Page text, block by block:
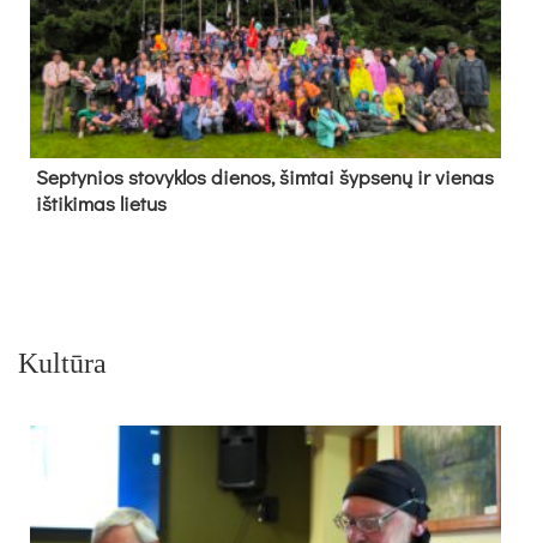
Sep­ty­nios sto­vyk­los die­nos, šim­tai šyp­se­nų ir vie­nas
iš­ti­ki­mas lie­tus
Kultūra